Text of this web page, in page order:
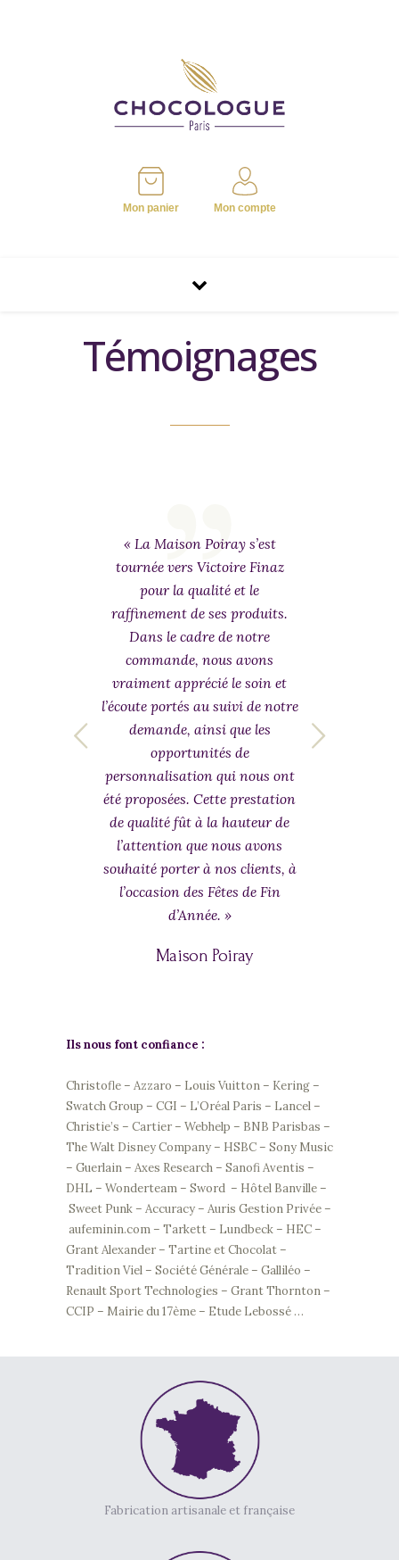
Mon panier Mon compte
Témoignages
« La Maison Poiray s’est
tournée vers Victoire Finaz
pour la qualité et le
raffinement de ses produits.
Dans le cadre de notre
commande, nous avons
vraiment apprécié le soin et
l’écoute portés au suivi de notre
demande, ainsi que les
opportunités de
personnalisation qui nous ont
été proposées. Cette prestation
de qualité fût à la hauteur de
l’attention que nous avons
souhaité porter à nos clients, à
l’occasion des Fêtes de Fin
d’Année. »
Maison Poiray
Ils nous font confiance :
Christofle – Azzaro – Louis Vuitton – Kering –
Swatch Group – CGI – L’Oréal Paris – Lancel –
Christie’s – Cartier – Webhelp – BNB Parisbas –
The Walt Disney Company – HSBC – Sony Music
– Guerlain – Axes Research – Sanofi Aventis –
DHL – Wonderteam – Sword – Hôtel Banville –
Sweet Punk – Accuracy – Auris Gestion Privée –
aufeminin.com – Tarkett – Lundbeck – HEC –
Grant Alexander – Tartine et Chocolat –
Tradition Viel – Société Générale – Galliléo –
Renault Sport Technologies – Grant Thornton –
CCIP – Mairie du 17ème – Etude Lebossé …
Fabrication artisanale et française